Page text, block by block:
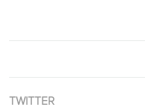
TWITTER